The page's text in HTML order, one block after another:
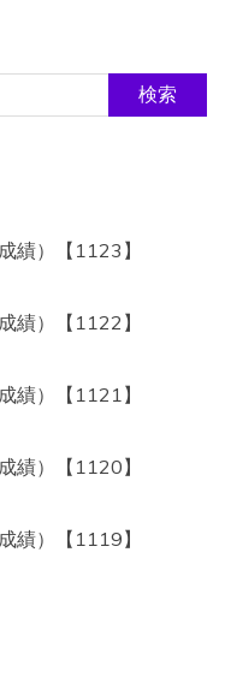
績）【1123】
績）【1122】
績）【1121】
績）【1120】
績）【1119】